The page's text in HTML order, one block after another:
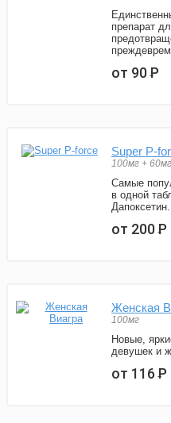
препарат
от 90Р
Super P-
100мг + 60мг
Самые
в одной
Дапоксетин.
от 200Р
Женская
100мг
Новые,
девушек и
от 116Р